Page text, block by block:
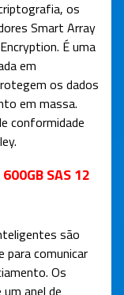
os
Smart Array
É uma
em
os dados
em massa.
conformidade
SAS 12
são
para comunicar
Os
anel de